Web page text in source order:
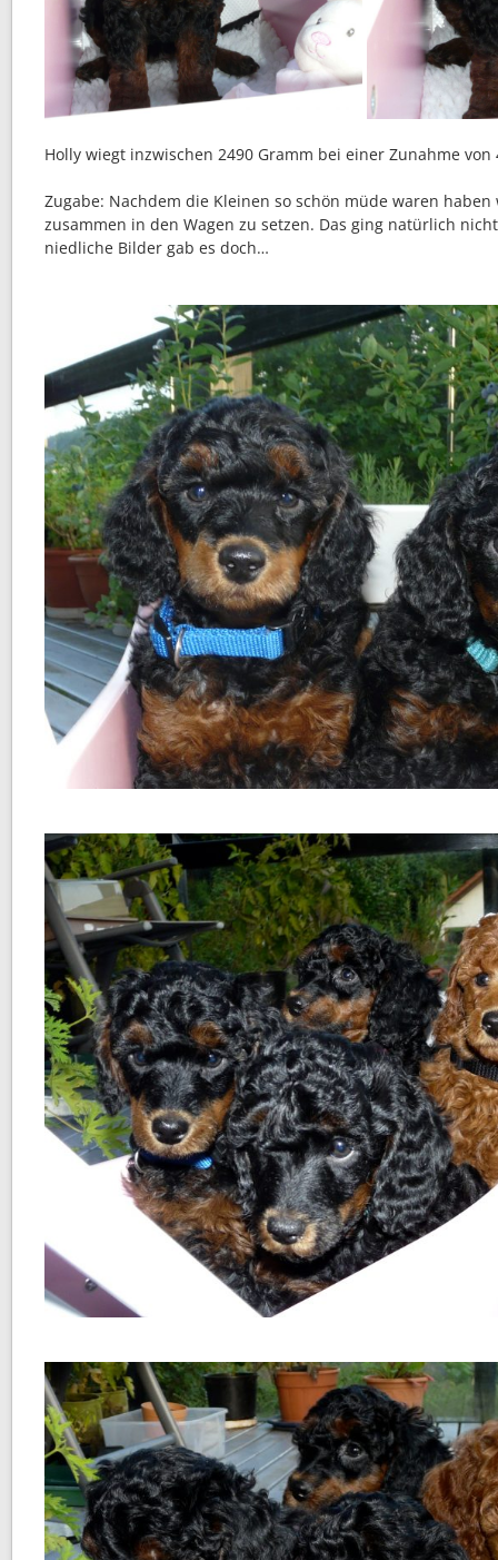
Holly wiegt inzwischen 2490 Gramm bei einer Zunahme von
Zugabe: Nachdem die Kleinen so schön müde waren
zusammen in den Wagen zu setzen. Das ging natürlich
niedliche Bilder gab es doch…